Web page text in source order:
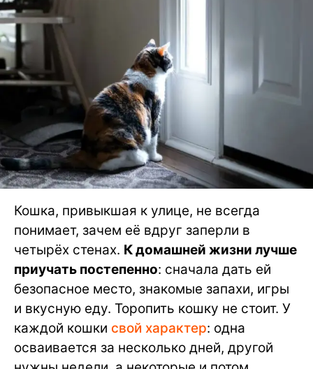
Кошка, привыкшая к улице, не всегда
понимает, зачем её вдруг заперли в
четырёх стенах. К домашней жизни лучше
приучать постепенно: сначала дать ей
безопасное место, знакомые запахи, игры
и вкусную еду. Торопить кошку не стоит. У
каждой кошки свой характер: одна
осваивается за несколько дней, другой